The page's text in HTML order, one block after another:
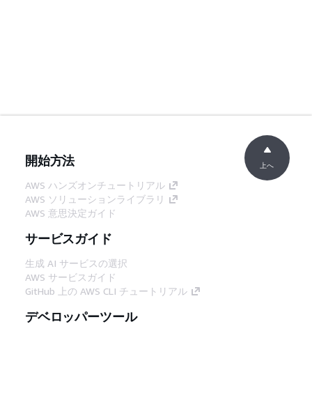
開始方法
AWS ハンズオンチュートリアル
AWS ソリューションライブラリ
AWS 意思決定ガイド
サービスガイド
生成 AI サービスの選択
AWS サービスガイド
GitHub 上の AWS CLI チュートリアル
デベロッパーツール
上へ